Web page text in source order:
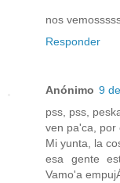
nos
Responder
Anónimo 9
pss, pss,
ven pa'ca, por
Mi yunta, la
esa gente
Vamo'a